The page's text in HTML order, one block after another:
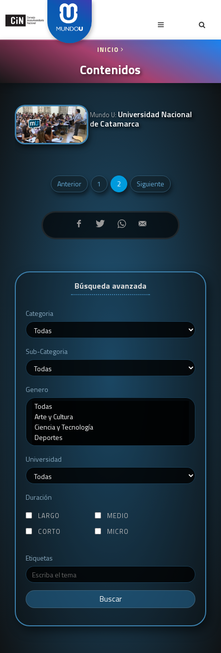
INICIO
Contenidos
Mundo U: Universidad Nacional
de Catamarca
Anterior 1 2 Siguiente
Búsqueda avanzada
Categoria
Sub-Categoria
Genero
Universidad
Duración
LARGO
MEDIO
CORTO
MICRO
Etiquetas
Buscar